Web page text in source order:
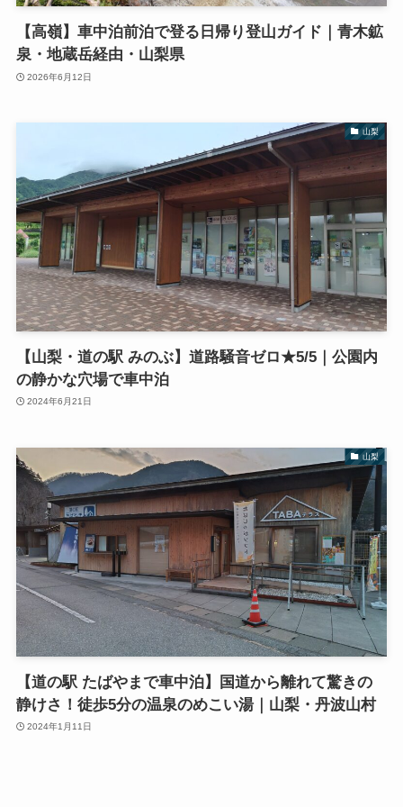
【高嶺】車中泊前泊で登る日帰り登山ガイド｜青木鉱
泉・地蔵岳経由・山梨県
2026年6月12日
山梨
【山梨・道の駅 みのぶ】道路騒音ゼロ★5/5｜公園内
の静かな穴場で車中泊
2024年6月21日
山梨
【道の駅 たばやまで車中泊】国道から離れて驚きの
静けさ！徒歩5分の温泉のめこい湯｜山梨・丹波山村
2024年1月11日